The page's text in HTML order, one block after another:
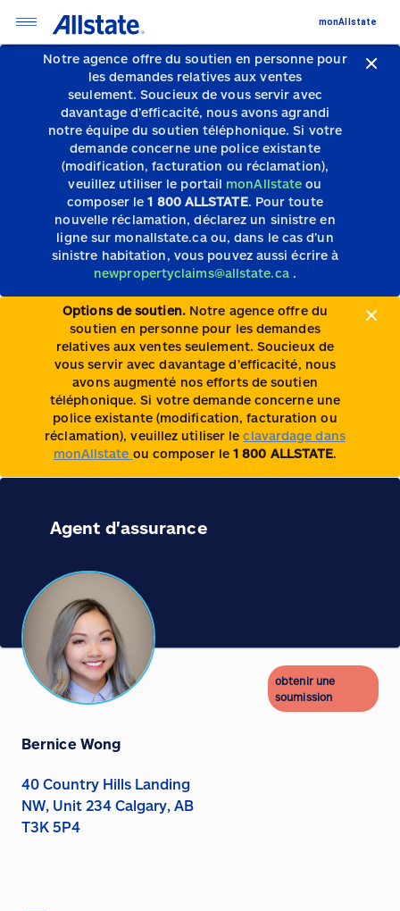
Notre agence offre du soutien en personne pour
les demandes relatives aux ventes
seulement.Soucieux de vous servir avec
davantage d’efficacité, nous avons agrandi
notre équipe du soutien téléphonique.Si votre
demande concerne une police existante
(modification, facturation ou réclamation),
veuillez utiliser le portail monAllstate ou
composer le1 800 ALLSTATE. Pour toute
nouvelle réclamation, déclarez un sinistre en
ligne sur monallstate.ca ou, dans le cas d’un
sinistre habitation, vous pouvez aussi écrire à
newpropertyclaims@allstate.ca .
Options de soutien.Notre agence offre du
soutien en personne pour les demandes
relatives aux ventes seulement. Soucieux de
vous servir avec davantage d’efficacité, nous
avons augmenté nos efforts de soutien
téléphonique. Si votre demande concerne une
police existante (modification, facturation ou
réclamation), veuillez utiliser leclavardage dans
monAllstate ou composer le1 800 ALLSTATE.
monAllstate
Agent d'assurance
obtenir une
soumission
Bernice Wong
40 Country Hills Landing
NW, Unit 234 Calgary, AB
T3K 5P4